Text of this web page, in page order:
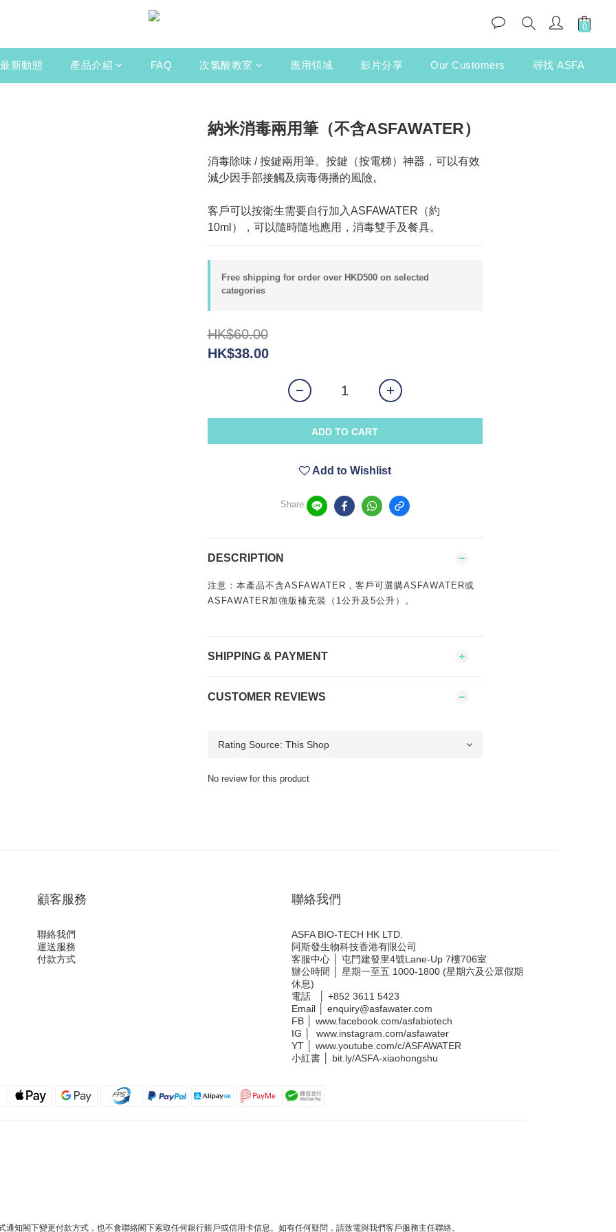
最新動態 產品介紹 FAQ 次氯酸教室 應用領域 影片分享 Our Customers 尋找 ASFA
納米消毒兩用筆（不含ASFAWATER）
消毒除味 / 按鍵兩用筆。按鍵（按電梯）神器，可以有效
減少因手部接觸及病毒傳播的風險。
客戶可以按衛生需要自行加入ASFAWATER（約
10ml），可以隨時隨地應用，消毒雙手及餐具。
Free shipping for order over HKD500 on selected
categories
HK$60.00
HK$38.00
ADD TO CART
Add to Wishlist
Share
DESCRIPTION
注意：本產品不含ASFAWATER，客戶可選購ASFAWATER或
ASFAWATER加強版補充裝（1公升及5公升）。
SHIPPING & PAYMENT
CUSTOMER REVIEWS
No review for this product
顧客服務
聯絡我們
運送服務
付款方式
聯絡我們
ASFA BIO-TECH HK LTD.
阿斯發生物科技香港有限公司
客服中心 │ 屯門建發里4號Lane-Up 7樓706室
辦公時間 │ 星期一至五 1000-1800 (星期六及公眾假期
休息)
電話 │ +852 3611 5423
Email │ enquiry@asfawater.com
FB │ www.facebook.com/asfabiotech
IG │ www.instagram.com/asfawater
YT │ www.youtube.com/c/ASFAWATER
小紅書 │ bit.ly/ASFA-xiaohongshu
通知閣下變更付款方式，也不會聯絡閣下索取任何銀行賬戶或信用卡信息。如有任何疑問，請致電與我們客戶服務主任聯絡。